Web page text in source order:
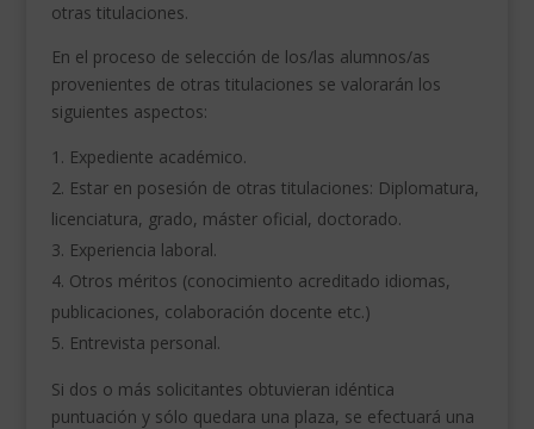
otras titulaciones.
En el proceso de selección de los/las alumnos/as
provenientes de otras titulaciones se valorarán los
siguientes aspectos:
Expediente académico.
Estar en posesión de otras titulaciones: Diplomatura,
licenciatura, grado, máster oficial, doctorado.
Experiencia laboral.
Otros méritos (conocimiento acreditado idiomas,
publicaciones, colaboración docente etc.)
Entrevista personal.
Si dos o más solicitantes obtuvieran idéntica
puntuación y sólo quedara una plaza, se efectuará una